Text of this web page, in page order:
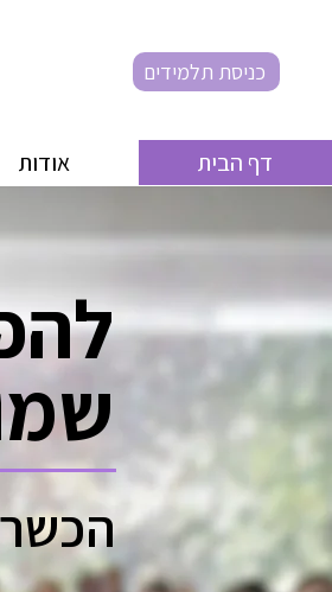
כניסת תלמידים
דף הבית אודות